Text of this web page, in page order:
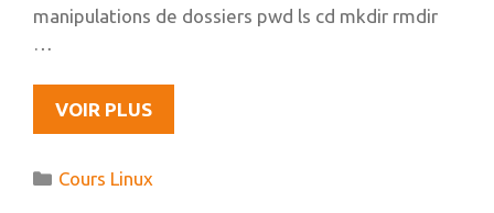
manipulations de dossiers pwd ls cd mkdir rmdir
VOIR PLUSCOURS
LINUX
LES
Catégories
Cours Linux